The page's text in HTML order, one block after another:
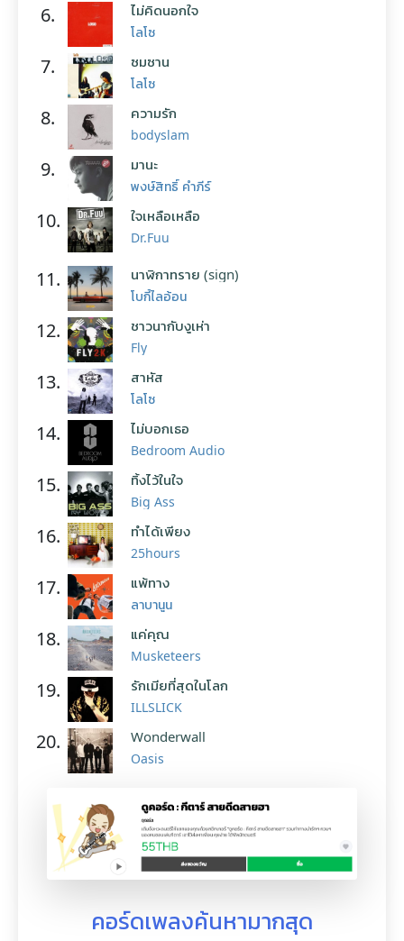
6. ไม่คิดนอกใจ
โลโซ
7. ซมซาน
โลโซ
8. ความรัก
bodyslam
9. มานะ
พงษ์สิทธิ์ คำภีร์
10. ใจเหลือเหลือ
Dr.Fuu
11. นาฬิกาทราย (sign)
โบกี้ไลอ้อน
12. ชาวนากับงูเห่า
Fly
13. สาหัส
โลโซ
14. ไม่บอกเธอ
Bedroom Audio
15. ทิ้งไว้ในใจ
Big Ass
16. ทำได้เพียง
25hours
17. แพ้ทาง
ลาบานูน
18. แค่คุณ
Musketeers
19. รักเมียที่สุดในโลก
ILLSLICK
20. Wonderwall
Oasis
คอร์ดเพลงค้นหามากสุด